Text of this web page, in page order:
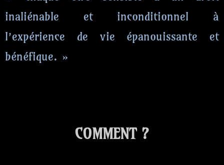
inaliénable et inconditionnel à
l’expérience de vie épanouissante et
bénéfique. »
COMMENT ?